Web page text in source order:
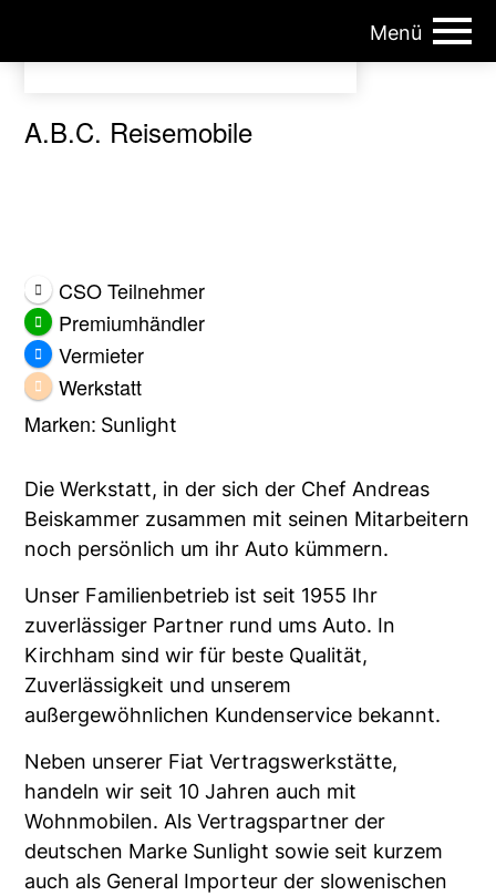
Menü
A.B.C. Reisemobile
CSO Teilnehmer
Premiumhändler
Vermieter
Werkstatt
Marken: Sunlight
Die Werkstatt, in der sich der Chef Andreas
Beiskammer zusammen mit seinen Mitarbeitern
noch persönlich um ihr Auto kümmern.
Unser Familienbetrieb ist seit 1955 Ihr
zuverlässiger Partner rund ums Auto. In
Kirchham sind wir für beste Qualität,
Zuverlässigkeit und unserem
außergewöhnlichen Kundenservice bekannt.
Neben unserer Fiat Vertragswerkstätte,
handeln wir seit 10 Jahren auch mit
Wohnmobilen. Als Vertragspartner der
deutschen Marke Sunlight sowie seit kurzem
auch als General Importeur der slowenischen